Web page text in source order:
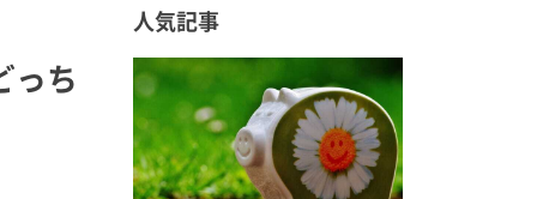
っち
人気記事